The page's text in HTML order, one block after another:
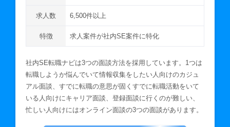
求人数 6,500件以上
特徴 求人案件が社内SE案件に特化
社内SE転職ナビは3つの面談方法を採用しています。1つは
転職しようか悩んでいて情報収集をしたい人向けのカジュ
アル面談、すでに転職の意思が固くすでに転職活動をいて
いる人向けにキャリア面談、登録面談に行くのが難しい、
忙しい人向けにはオンライン面談の3つの面談があります。